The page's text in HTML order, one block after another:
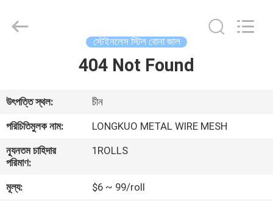
পণ্য
ভিডিও
আমাদের
Enterprise
Management
স্টেইনলেস স্টিল বোনা জাল
404 Not Found
উৎপত্তি স্থল:
চীন
পরিচিতিমুলক নাম:
LONGKUO METAL WIRE MESH
ন্যূনতম চাহিদার
পরিমাণ:
1ROLLS
মূল্য:
$6 ~ 99/roll